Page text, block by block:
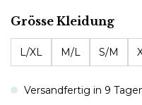
Grösse Kleidung
L/XL M/L S/M
Versandfertig in 9